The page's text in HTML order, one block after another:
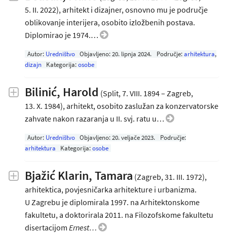
5. II. 2022), arhitekt i dizajner, osnovno mu je područje
oblikovanje interijera, osobito izložbenih postava.
Diplomirao je 1974.…
Autor: Uredništvo Objavljeno:20. lipnja 2024. Područje: arhitektura,
dizajn
Kategorija:osobe
Bilinić, Harold (Split, 7. VIII. 1894 – Zagreb,
13. X. 1984), arhitekt, osobito zaslužan za konzervatorske
zahvate nakon razaranja u II. svj. ratu u…
Autor: Uredništvo Objavljeno:20. veljače 2023.
Područje:
arhitektura
Kategorija:osobe
Bjažić Klarin, Tamara (Zagreb, 31. III. 1972),
arhitektica, povjesničarka arhitekture i urbanizma.
U Zagrebu je diplomirala 1997. na Arhitektonskome
fakultetu, a doktorirala 2011. na Filozofskome fakultetu
disertacijom Ernest…